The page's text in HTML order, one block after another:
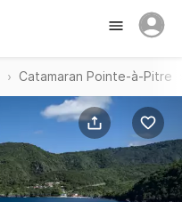
Catamaran Pointe-à-Pitre